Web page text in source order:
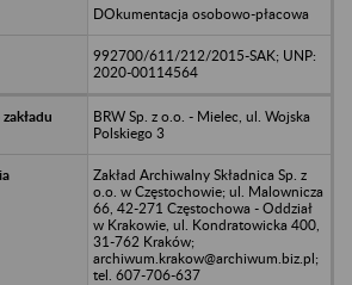
DOkumentacja osobowo-płacowa
992700/611/212/2015-SAK; UNP:
2020-00114564
BRW Sp. z o.o. - Mielec, ul. Wojska
Polskiego 3
Zakład Archiwalny Składnica Sp. z
o.o. w Częstochowie; ul. Malownicza
66, 42-271 Częstochowa - Oddział
w Krakowie, ul. Kondratowicka 400,
31-762 Kraków;
archiwum.krakow@archiwum.biz.pl;
tel. 607-706-637